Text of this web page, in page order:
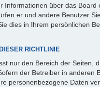
Informationen über das Board
er und andere Benutzer
dies in Ihrem persönlichen
RICHTLINIE
nur den Bereich der Seiten,
der Betreiber in anderen
personenbezogene Daten